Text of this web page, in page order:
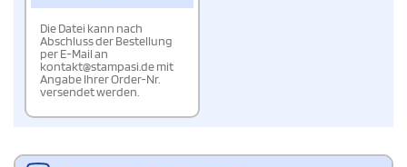
Die Datei kann nach
Abschluss der Bestellung
per E-Mail an
kontakt@stampasi.de mit
Angabe Ihrer Order-Nr.
versendet werden.